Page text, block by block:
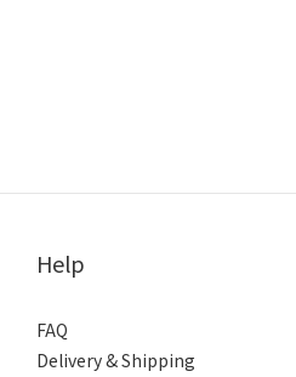
Help
FAQ
Delivery & Shipping